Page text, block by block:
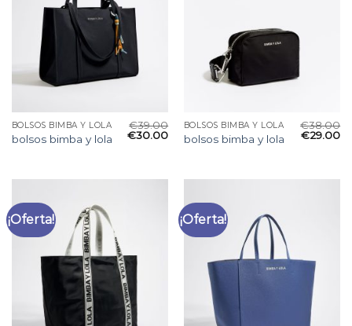
BOLSOS BIMBA Y LOLA
bolsos bimba y lola
€39.00
€30.00
BOLSOS BIMBA Y LOLA
bolsos bimba y lola
€38.00
€29.00
¡Oferta! ¡Oferta!